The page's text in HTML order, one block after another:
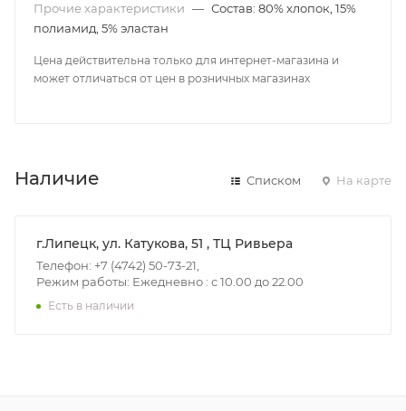
Прочие характеристики — Состав: 80% хлопок, 15%
полиамид, 5% эластан
Цена действительна только для интернет-магазина и
может отличаться от цен в розничных магазинах
Наличие Списком На карте
г.Липецк, ул. Катукова, 51 , ТЦ Ривьера
Телефон: +7 (4742) 50-73-21,
Режим работы: Ежедневно : с 10.00 до 22.00
Есть в наличии